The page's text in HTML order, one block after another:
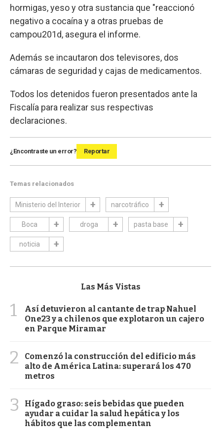
hormigas, yeso y otra sustancia que "reaccionó
negativo a cocaína y a otras pruebas de
campou201d, asegura el informe.
Además se incautaron dos televisores, dos
cámaras de seguridad y cajas de medicamentos.
Todos los detenidos fueron presentados ante la
Fiscalía para realizar sus respectivas
declaraciones.
¿Encontraste un error? Reportar
Temas relacionados
Ministerio del Interior narcotráfico
Boca droga pasta base
noticia
Las Más Vistas
1
Así detuvieron al cantante de trap Nahuel
One23 y a chilenos que explotaron un cajero
en Parque Miramar
2
Comenzó la construcción del edificio más
alto de América Latina: superará los 470
metros
3
Hígado graso: seis bebidas que pueden
ayudar a cuidar la salud hepática y los
hábitos que las complementan